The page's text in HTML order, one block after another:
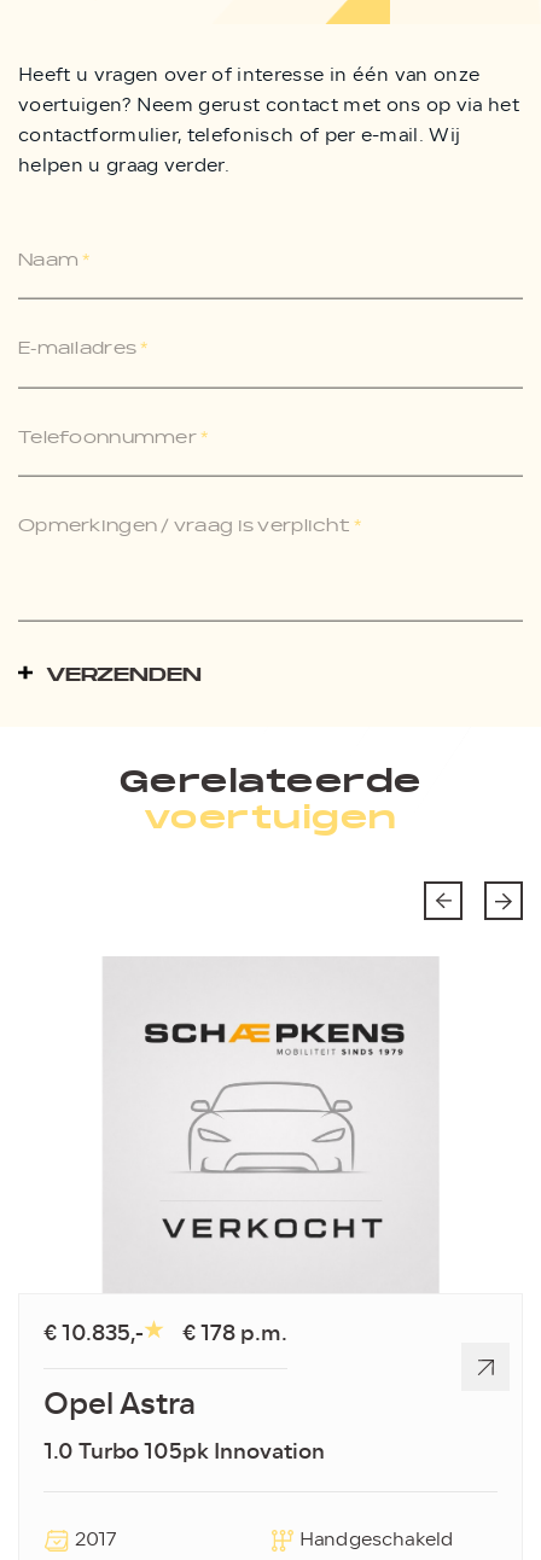
Heeft u vragen over of interesse in één van onze
voertuigen? Neem gerust contact met ons op via het
contactformulier, telefonisch of per e-mail. Wij
helpen u graag verder.
Naam*
E-mailadres*
Telefoonnummer*
Opmerkingen / vraag is verplicht*
VERZENDEN
Gerelateerde
voertuigen
€ 10.835,- € 178 p.m.
Opel Astra
1.0 Turbo 105pk Innovation
2017
Handgeschakeld